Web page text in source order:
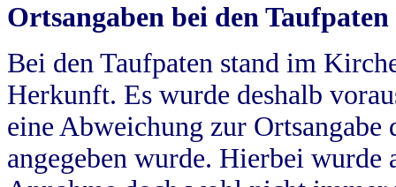
Ortsangaben bei den Taufpaten
Bei den Taufpaten stand im
Herkunft. Es wurde deshalb
eine Abweichung zur
angegeben wurde. Hierbei wurde